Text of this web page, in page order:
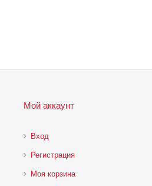
Мой аккаунт
Вход
Регистрация
Моя корзина